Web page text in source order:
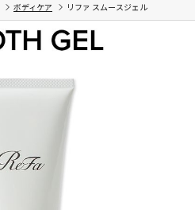
ボディケア リファ スムースジェル